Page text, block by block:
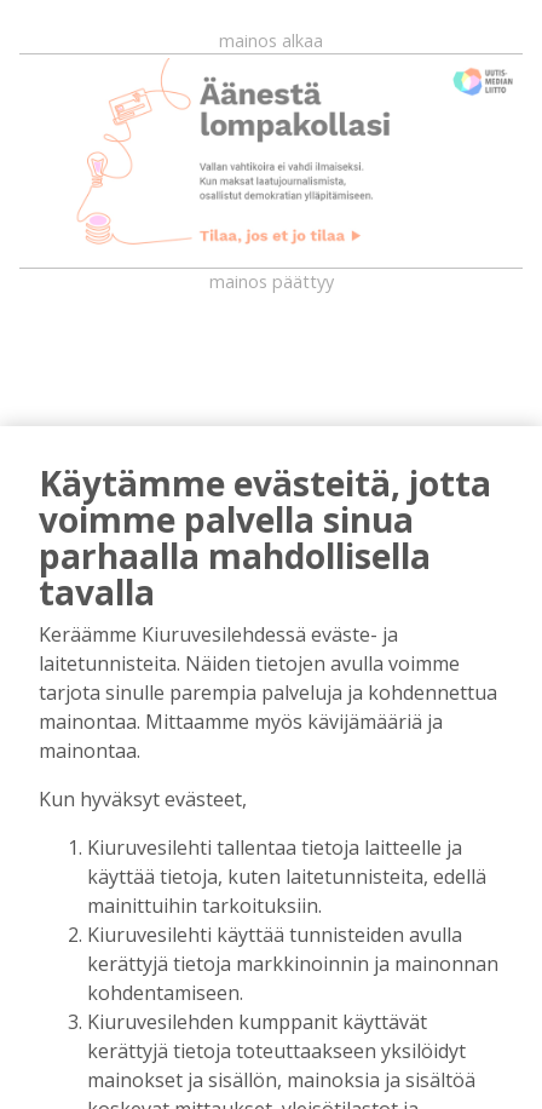
mainos alkaa
mainos päättyy
AIEMMIN AIHEESTA
Majasaaren marjamies kävi katsomassa
“laitumiensa” tämän kesän tuottoa
Tilaajille
Hanna Soini 1.8.2026 07:00
Kiuruveden Jänteen 60-vuotisjuhlassa:
seuratoiminnassa on urheilun tulevaisuus
Tilaajille
Toimitus 24.7.2026 10:00
Raivaajapatsaan kaskisavut ovat kyteneet
vuosia Antero Ruotsalaisen ajatuksissa
Tilaajille
Toimitus 17.7.2026
Uusi kanttori: “Musiikki- ja
kuorotoiminta liittyvät seurakuntatyöhön
– julistukseen”
Käytämme evästeitä, jotta
voimme palvella sinua
parhaalla mahdollisella
tavalla
Keräämme Kiuruvesilehdessä eväste- ja
laitetunnisteita. Näiden tietojen avulla voimme
tarjota sinulle parempia palveluja ja kohdennettua
mainontaa. Mittaamme myös kävijämääriä ja
mainontaa.
Kun hyväksyt evästeet,
Kiuruvesilehti tallentaa tietoja laitteelle ja
käyttää tietoja, kuten laitetunnisteita, edellä
mainittuihin tarkoituksiin.
Kiuruvesilehti käyttää tunnisteiden avulla
kerättyjä tietoja markkinoinnin ja mainonnan
kohdentamiseen.
Kiuruvesilehden kumppanit käyttävät
kerättyjä tietoja toteuttaakseen yksilöidyt
mainokset ja sisällön, mainoksia ja sisältöä